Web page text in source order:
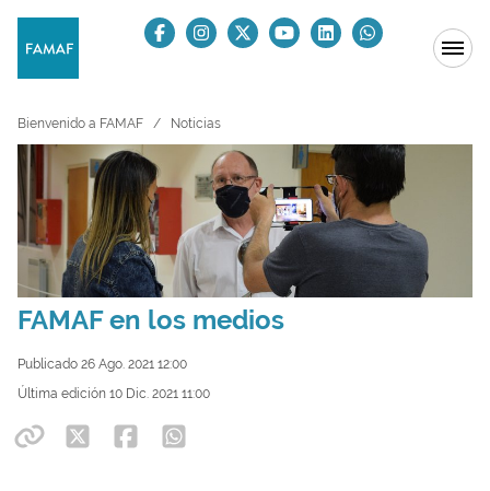
Bienvenido a FAMAF Noticias
FAMAF en los medios
Publicado 26 Ago. 2021 12:00
Última edición 10 Dic. 2021 11:00